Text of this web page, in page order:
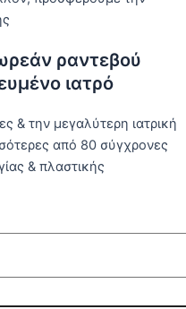
ραντεβού
ιατρό
& την μεγαλύτερη ιατρική
από 80 σύγχρονες
& πλαστικής